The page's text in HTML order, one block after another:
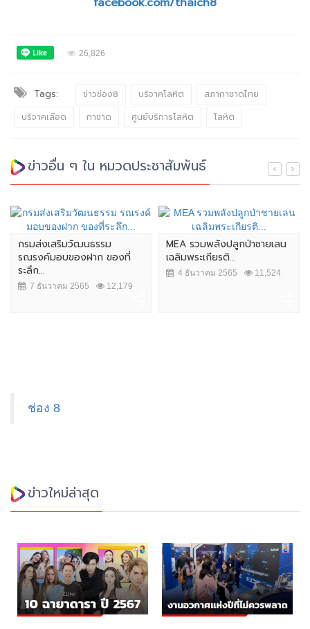
26,826
Tags: ข่าวช่อง8 บริจาคโลหิต
สภากาชาดไทย
บริจาคเลือด
กาชาด ศูนย์บริการโลหิต โลหิต
ข่าวอื่น ๆ ใน หมวดประชาสัมพันธ์
กรมส่งเสริมวัฒนธรรม
รณรงค์มอบของฝาก ของที่
ระลึก...
7 ธันวาคม 2565 12,179
MEA รวมพลังปลูกป่าชายเลน
เฉลิมพระเกียรติ...
4 ธันวาคม 2565 11,524
ช่อง 8
ข่าวใหม่ล่าสุด